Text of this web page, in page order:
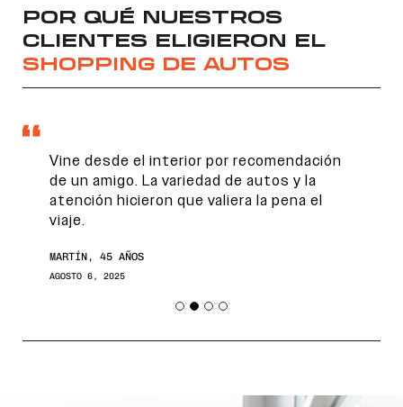
POR QUÉ NUESTROS
CLIENTES ELIGIERON EL
SHOPPING DE AUTOS
Vine desde el interior por recomendación
de un amigo. La variedad de autos y la
atención hicieron que valiera la pena el
viaje.
MARTÍN, 45 AÑOS
AGOSTO 6, 2025